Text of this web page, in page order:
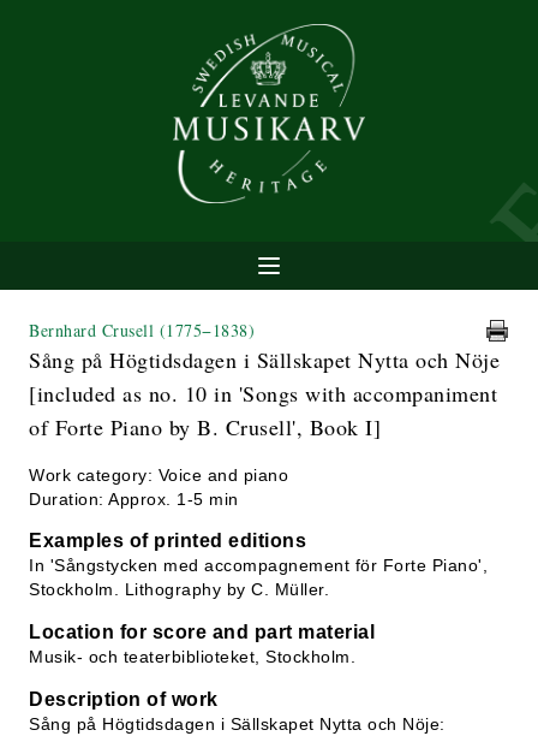
Bernhard Crusell (1775−1838)
Sång på Högtidsdagen i Sällskapet Nytta och Nöje
[included as no. 10 in 'Songs with accompaniment
of Forte Piano by B. Crusell', Book I]
Work category: Voice and piano
Duration: Approx. 1-5 min
Examples of printed editions
In 'Sångstycken med accompagnement för Forte Piano',
Stockholm. Lithography by C. Müller.
Location for score and part material
Musik- och teaterbiblioteket, Stockholm.
Description of work
Sång på Högtidsdagen i Sällskapet Nytta och Nöje: